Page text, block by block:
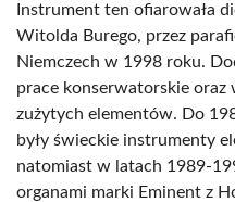
Instrument ten ofiarowała
Witolda Burego, przez
Niemczech w 1998 roku.
prace konserwatorskie oraz
zużytych elementów. Do
były świeckie instrumenty
natomiast w latach 1989-
organami marki Eminent z